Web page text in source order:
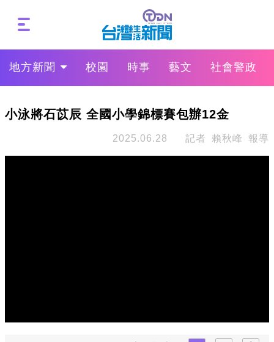
地方新聞 校園 時事 藝文 社會警政
小泳將石苡辰 全國小學錦標賽包辦12金
2025.06.28 記者 賴秋峰 報導